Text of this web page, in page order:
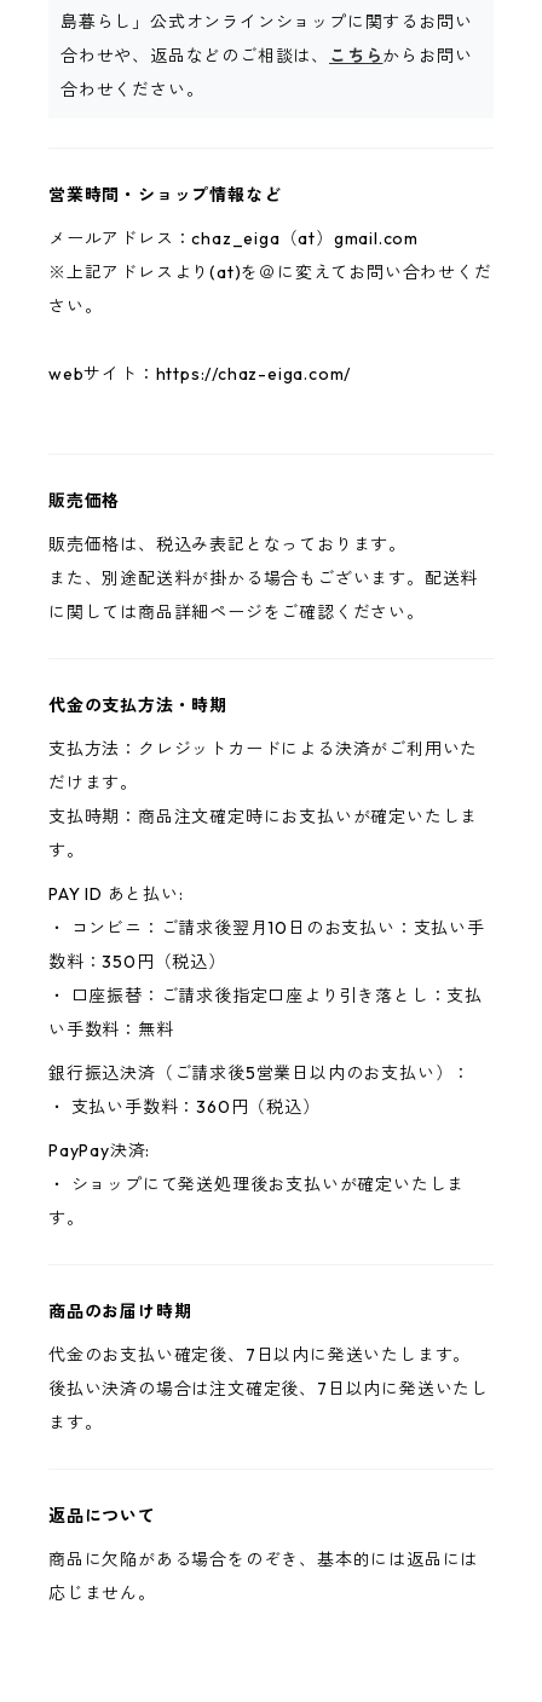
島暮らし」公式オンラインショップに関するお問い
合わせや、返品などのご相談は、
こちらからお問い
合わせください。
営業時間・ショップ情報など
メールアドレス：chaz_eiga（at）gmail.com
※上記アドレスより(at)を＠に変えてお問い合わせくだ
さい。
webサイト：https://chaz-eiga.com/
販売価格
販売価格は、税込み表記となっております。
また、別途配送料が掛かる場合もございます。配送料
に関しては商品詳細ページをご確認ください。
代金の支払方法・時期
支払方法：クレジットカードによる決済がご利用いた
だけます。
支払時期：商品注文確定時にお支払いが確定いたしま
す。
PAY ID あと払い:
・ コンビニ：ご請求後翌月10日のお支払い：支払い手
数料：350円（税込）
・ 口座振替：ご請求後指定口座より引き落とし：支払
い手数料：無料
銀行振込決済（ご請求後5営業日以内のお支払い）：
・ 支払い手数料：360円（税込）
PayPay決済:
・ ショップにて発送処理後お支払いが確定いたしま
す。
商品のお届け時期
代金のお支払い確定後、7日以内に発送いたします。
後払い決済の場合は注文確定後、7日以内に発送いたし
ます。
返品について
商品に欠陥がある場合をのぞき、基本的には返品には
応じません。